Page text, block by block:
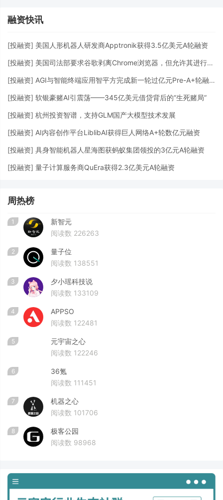
融资快讯
[投融资] 美国人形机器人研发商Apptronik获得3.5亿美元A轮融资
[投融资] 美国司法部要求谷歌剥离Chrome浏览器，但允许其进行AI投资
[投融资] AGI与智能终端应用智平方完成新一轮过亿元Pre-A+轮融资
[投融资] 软银豪赌AI引震荡——345亿美元借贷背后的“生死赌局”
[投融资] 杭州投资智谱，支持GLM国产大模型技术发展
[投融资] AI内容创作平台LiblibAI获得巨人网络A+轮数亿元融资
[投融资] 具身智能机器人星海图获蚂蚁集团领投的3亿元A轮融资
[投融资] 量子计算服务商QuEra获得2.3亿美元A轮融资
周热榜
1
新智元
阅读数 226263
2
量子位
阅读数 138551
3
夕小瑶科技说
阅读数 133109
4
APPSO
阅读数 122481
5
元宇宙之心
阅读数 122246
6
36氪
阅读数 111451
7
机器之心
阅读数 101706
8
极客公园
阅读数 98968